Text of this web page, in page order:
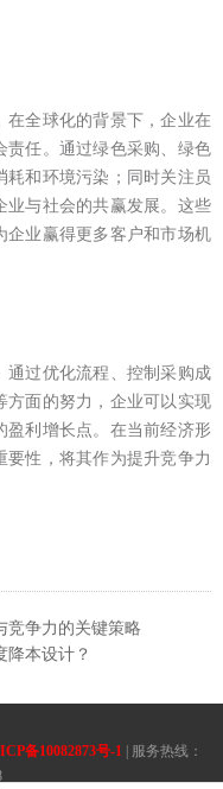
全球化的背景下，企业在
责任。通过绿色采购、绿色
和环境污染；同时关注员
业与社会的共赢发展。这些
企业赢得更多客户和市场机
通过优化流程、控制采购成
方面的努力，企业可以实现
盈利增长点。在当前经济形
性，将其作为提升竞争力
竞争力的关键策略
降本设计？
备10082873号-1 | 服务热线：